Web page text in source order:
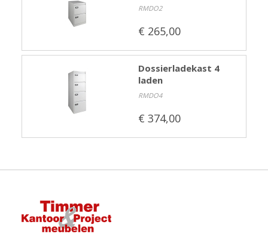
RMDO2
€ 265,00
Dossierladekast 4
laden
RMDO4
€ 374,00